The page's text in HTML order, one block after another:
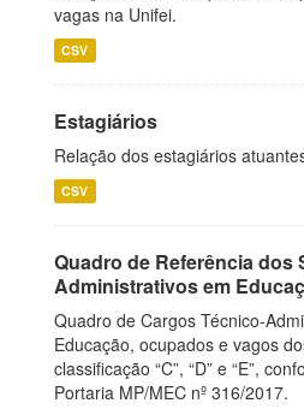
vagas na Unifei.
CSV
Estagiários
Relação dos estagiários
CSV
Quadro de Referência dos
Administrativos em
Quadro de Cargos Técnico-
Educação, ocupados e vagos
classificação “C”, “D” e “E”,
Portaria MP/MEC nº 316/2017.